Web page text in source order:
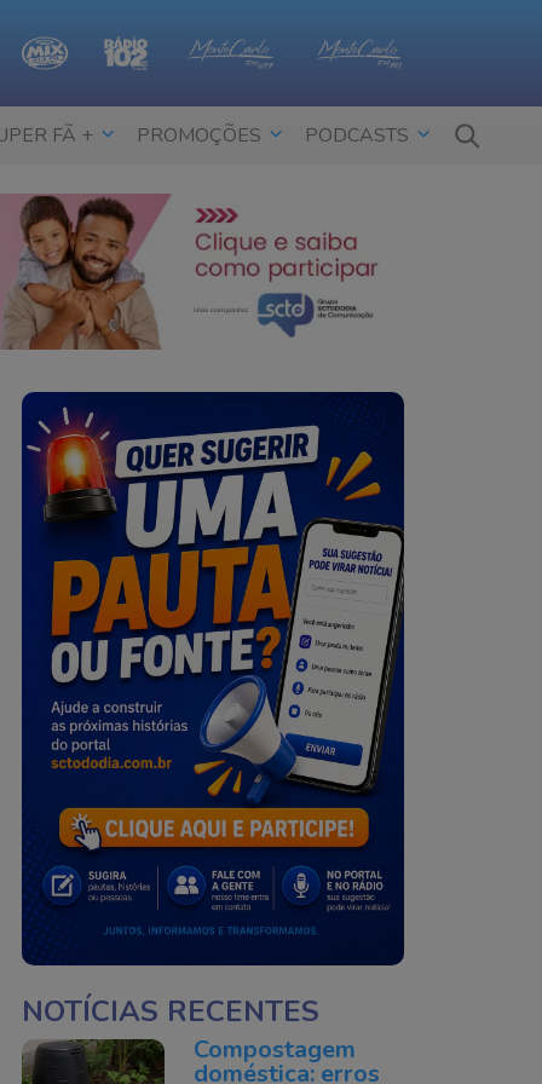
FÃ + PROMOÇÕES PODCASTS
NOTÍCIAS RECENTES
Compostagem
doméstica: erros